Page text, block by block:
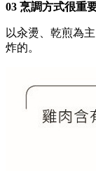
03 烹調方式很重
以汆燙、乾煎為
炸的。